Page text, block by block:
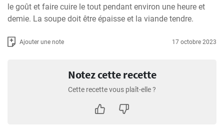
le goût et faire cuire le tout pendant environ une heure et
demie. La soupe doit être épaisse et la viande tendre.
Ajouter une note 17 octobre 2023
Notez cette recette
Cette recette vous plaît-elle ?